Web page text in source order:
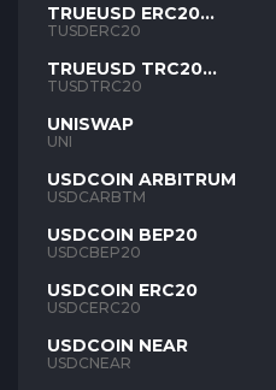
TRUEUSD ERC20
TUSD
TUSDERC20
TRUEUSD TRC20
TUSD
TUSDTRC20
UNISWAP
UNI
USDCOIN ARBITRUM
USDCARBTM
USDCOIN BEP20
USDCBEP20
USDCOIN ERC20
USDCERC20
USDCOIN NEAR
USDCNEAR